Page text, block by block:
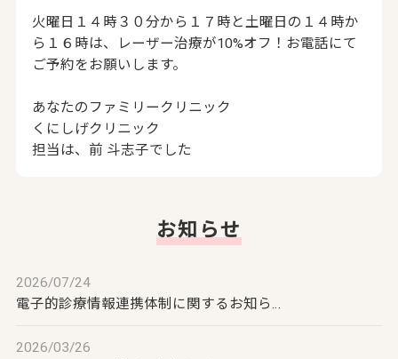
火曜日１４時３０分から１７時と土曜日の１４時か
ら１６時は、レーザー治療が10%オフ！お電話にて
ご予約をお願いします。
あなたのファミリークリニック
くにしげクリニック
担当は、前 斗志子でした
お知らせ
2026/07/24
電子的診療情報連携体制に関するお知ら…
2026/03/26